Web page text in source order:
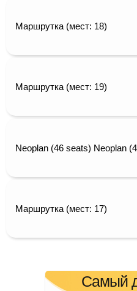
Маршрутка (мест: 18)
Маршрутка (мест: 19)
Neoplan (46 seats) Neoplan
Маршрутка (мест: 17)
Самый